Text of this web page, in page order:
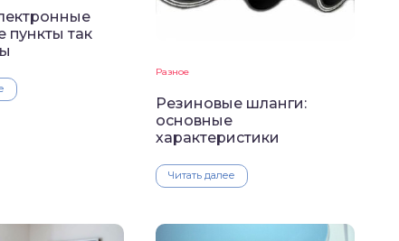
так
Разное
Резиновые шланги:
основные
характеристики
Читать далее